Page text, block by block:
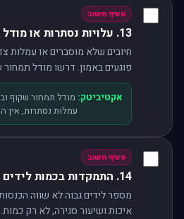
סעיף חשוב
13. עלויות נסתרות או מודל תמחור מעורפל
חיובים שלא מוסברים או עמלות
פוגעים באמון. דרשו מודל
אקטיביטק: מודל תמחור שקוף
עמלות נסתרות, אין
סעיף חשוב
14. התמקדות בכמות לידים בלי איכות
מספר לידים גבוה לא שווה
איכות ושיעור סגירה, לא רק כמות.